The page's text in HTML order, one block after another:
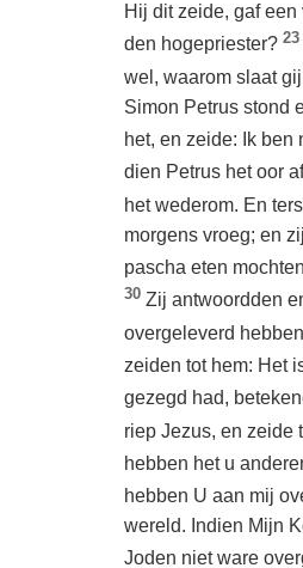
Hij dit zeide, gaf
den hogepriester? 23
wel, waarom slaat
Simon Petrus stond
het, en zeide: Ik ben
dien Petrus het oor
het wederom. En
morgens vroeg; en
pascha eten
30 Zij antwoordden
overgeleverd
zeiden tot hem: Het
gezegd had,
riep Jezus, en zeide
hebben het u
hebben U aan mij
wereld. Indien Mijn
Joden niet ware